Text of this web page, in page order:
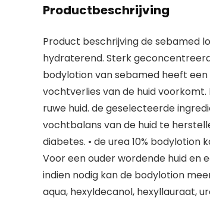
Productbeschrijving
Product beschrijving de sebamed
hydraterend. Sterk
bodylotion van sebamed heeft
vochtverlies van de huid
ruwe huid. de geselecteerde
vochtbalans van de huid te
diabetes. • de urea 10%
Voor een ouder wordende huid en
indien nodig kan de bodylotion
aqua, hexyldecanol, hexyllauraat,